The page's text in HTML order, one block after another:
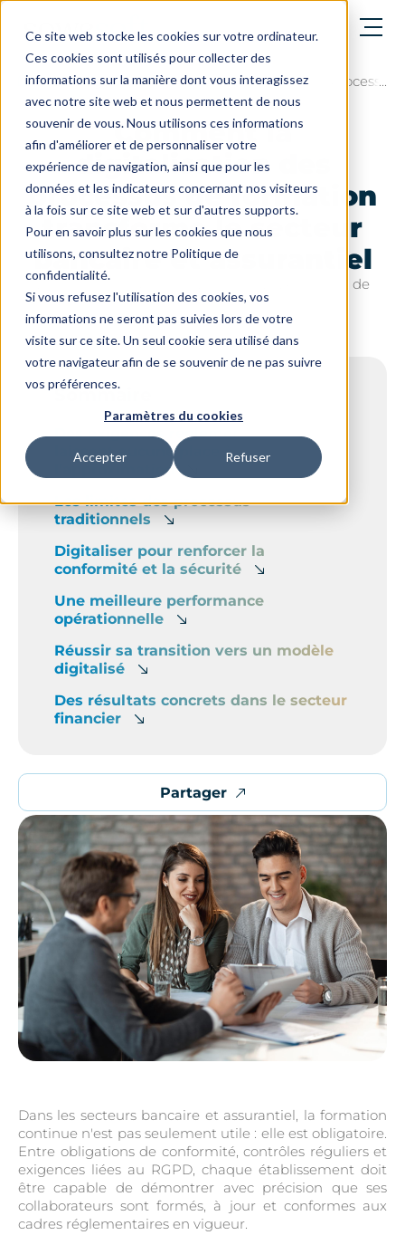
Ce site web stocke les cookies sur votre ordinateur.
Ces cookies sont utilisés pour collecter des
informations sur la manière dont vous interagissez
avec notre site web et nous permettent de nous
souvenir de vous. Nous utilisons ces informations
afin d'améliorer et de personnaliser votre
expérience de navigation, ainsi que pour les
données et les indicateurs concernant nos visiteurs
à la fois sur ce site web et sur d'autres supports.
Pour en savoir plus sur les cookies que nous
utilisons, consultez notre Politique de
confidentialité.
Si vous refusez l'utilisation des cookies, vos
informations ne seront pas suivies lors de votre
visite sur ce site. Un seul cookie sera utilisé dans
votre navigateur afin de se souvenir de ne pas suivre
vos préférences.
Paramètres du cookies
Accepter Refuser
Ouvrir le menu
Le blog Comment la digitalisation des
Comment la
digitalisation des
processus de formation
transforme le secteur
bancaire et assurantiel
Dernière mise à jour le : 27 février 2026 - 7 min. de
lecture
Sommaire
Des exigences réglementaires qui ne
laissent aucune place à
l’approximation
Les limites des processus
traditionnels
Digitaliser pour renforcer la
conformité et la sécurité
Une meilleure performance
opérationnelle
Réussir sa transition vers un modèle
digitalisé
Des résultats concrets dans le secteur
financier
Partager
Dans les secteurs bancaire et assurantiel, la formation
continue n'est pas seulement utile : elle est obligatoire.
Entre obligations de conformité, contrôles réguliers et
exigences liées au RGPD, chaque établissement doit
être capable de démontrer avec précision que ses
collaborateurs sont formés, à jour et conformes aux
cadres réglementaires en vigueur.